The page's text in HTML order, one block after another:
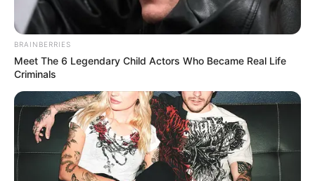
How To Get An Erection Even After 60!
MEDVI
BRAINBERRIES
Meet The 6 Legendary Child Actors Who Became Real Life
Criminals